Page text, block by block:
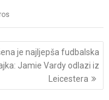
je najljepša fudbalska
Jamie Vardy odlazi iz
Leicestera